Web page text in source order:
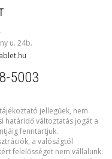
u. 24b.
5003
jellegűek, nem
határidő változtatás jogát a
fenntartjuk.
a valóságtól
felelősséget nem vállalunk.